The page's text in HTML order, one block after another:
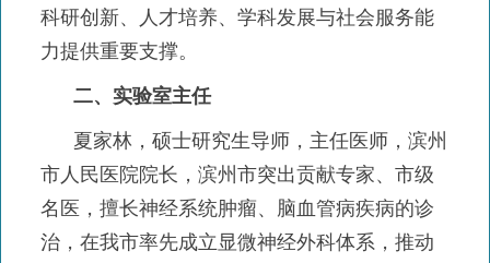
科研创新、人才培养、学科发展与社会服务能
力提供重要支撑。
二、实验室主任
夏家林，硕士研究生导师，主任医师，滨州
市人民医院院长，滨州市突出贡献专家、市级
名医，擅长神经系统肿瘤、脑血管病疾病的诊
治，在我市率先成立显微神经外科体系，推动